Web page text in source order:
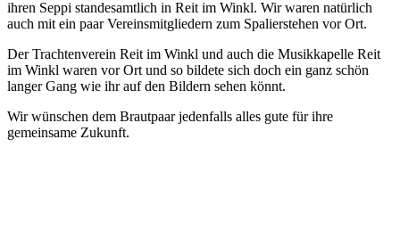
ihren Seppi standesamtlich in Reit im Winkl. Wir waren natürlich
auch mit ein paar Vereinsmitgliedern zum Spalierstehen vor Ort.
Der Trachtenverein Reit im Winkl und auch die Musikkapelle Reit
im Winkl waren vor Ort und so bildete sich doch ein ganz schön
langer Gang wie ihr auf den Bildern sehen könnt.
Wir wünschen dem Brautpaar jedenfalls alles gute für ihre
gemeinsame Zukunft.